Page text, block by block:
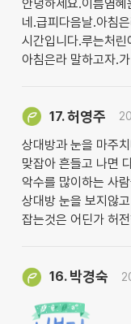
안녕하세요.이름염혜
네.급피다음날.아침
시간입니다.루는처린
아침은라 말하고자.가
17.허영주
상대방과 눈을 마주
맞잡아 흔들고 나면
악수를 많이하는 사
상대방 눈을 보지않
잡는것은 어딘가 허
16. 박경숙